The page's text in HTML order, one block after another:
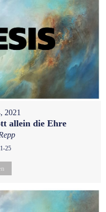
2021
allein die Ehre
25